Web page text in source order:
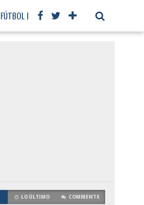
FÚTBOL INTERNACIONAL
LO ÚLTIMO COMMENTS